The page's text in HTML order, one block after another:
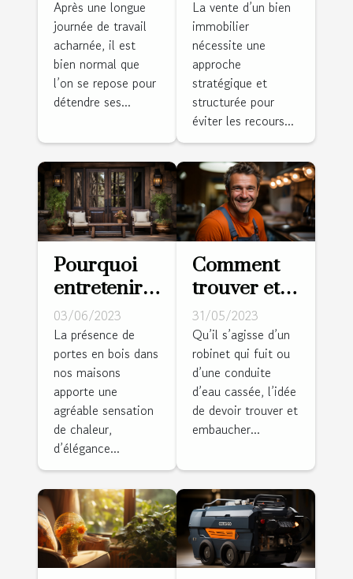
housse de
couette
pour son
confort ?
Après une longue
journée de travail
acharnée, il est
bien normal que
l’on se repose pour
détendre ses...
diagnostic
d'une vente
appréciable
?
La vente d’un bien
immobilier
nécessite une
approche
stratégique et
structurée pour
éviter les recours...
Pourquoi
entretenir
une porte
en bois ?
03/06/2023
La présence de
portes en bois dans
nos maisons
apporte une
agréable sensation
de chaleur,
d’élégance...
Comment
trouver et
embaucher
de bons
plombiers ?
31/05/2023
Qu’il s’agisse d’un
robinet qui fuit ou
d’une conduite
d’eau cassée, l’idée
de devoir trouver et
embaucher...